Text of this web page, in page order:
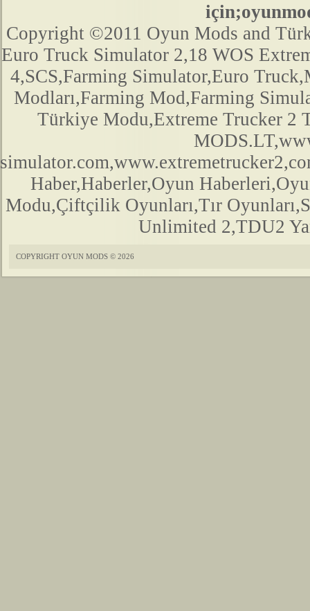
Copyright ©2011 Oyun Mods and
Euro Truck Simulator 2,18 WOS
4,SCS,Farming Simulator,Euro
Modları,Farming Mod,Farming
Türkiye Modu,Extreme Trucker 2
Haber,Haberler,Oyun
Modu,Çiftçilik Oyunları,Tır
Unlimited 2,TDU2
COPYRIGHT OYUN MODS © 2026